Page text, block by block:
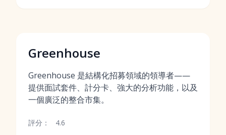
Greenhouse
Greenhouse 是結構化招募領域的領導者——
提供面試套件、計分卡、強大的分析功能，以及
一個廣泛的整合市集。
評分： 4.6